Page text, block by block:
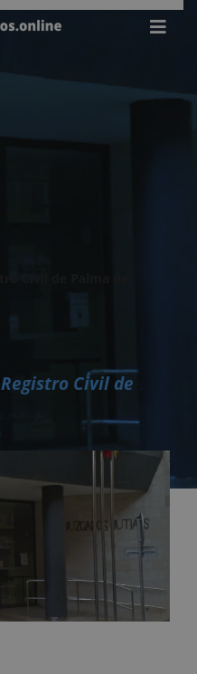
Registro Civil de